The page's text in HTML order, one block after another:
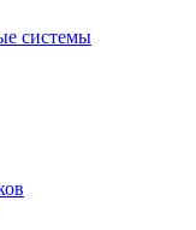
для проекционного
доски
для проекторов
доски
системы